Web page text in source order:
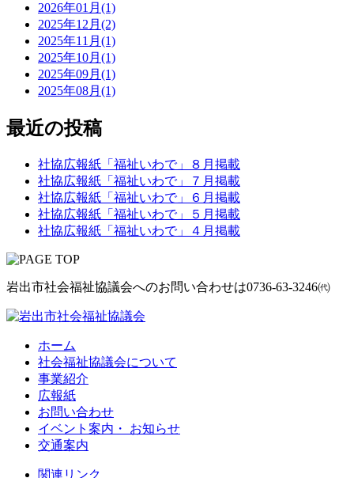
2026年01月(1)
2025年12月(2)
2025年11月(1)
2025年10月(1)
2025年09月(1)
2025年08月(1)
最近の投稿
社協広報紙「福祉いわで」８月掲載
社協広報紙「福祉いわで」７月掲載
社協広報紙「福祉いわで」６月掲載
社協広報紙「福祉いわで」５月掲載
社協広報紙「福祉いわで」４月掲載
岩出市社会福祉協議会へのお問い合わせは0736-63-3246㈹
ホーム
社会福祉協議会について
事業紹介
広報紙
お問い合わせ
イベント案内・ お知らせ
交通案内
関連リンク